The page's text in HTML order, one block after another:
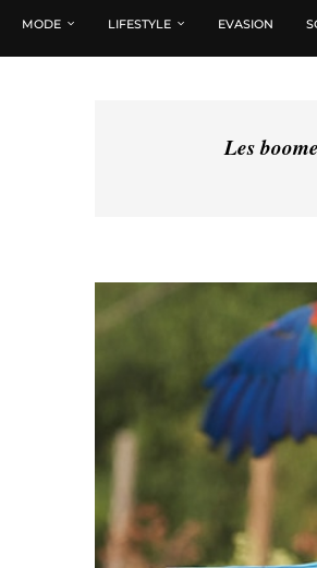
MODE LIFESTYLE EVASION
Les